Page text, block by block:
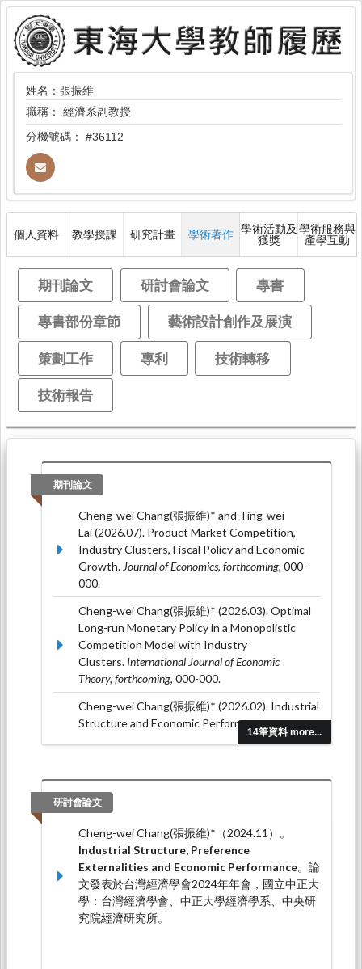
姓名：張振維
職稱： 經濟系副教授
分機號碼： #36112
個人資料 教學授課 研究計畫 學術著作 學術活動及
獲獎
學術服務與
產學互動
期刊論文 研討會論文 專書
專書部份章節 藝術設計創作及展演
策劃工作 專利 技術轉移
技術報告
期刊論文
14筆資料 more...
Cheng-wei Chang(張振維)* and Ting-wei
Lai (2026.07). Product Market Competition,
Industry Clusters, Fiscal Policy and Economic
Growth. Journal of Economics, forthcoming, 000-
000.
Cheng-wei Chang(張振維)* (2026.03). Optimal
Long-run Monetary Policy in a Monopolistic
Competition Model with Industry
Clusters. International Journal of Economic
Theory, forthcoming, 000-000.
Cheng-wei Chang(張振維)* (2026.02). Industrial
Structure and Economic Performance:
Macroeconomic Implications of Consumption
Cheng-wei Chang(張振維)* (2025.01). Industry
(In)stability.Macroeconomic Dynamics, 29 , e32.
Cheng-wei Chang(張振維)* and Ting-wei
Lai (2024.03). Government Spending and
Monopolistic Competition with Heterogeneous
Firm Productivity.
研討會論文
Cheng-wei Chang(張振維)*（2024.11）。
Industrial Structure, Preference
Externalities and Economic Performance。論
文發表於台灣經濟學會2024年年會，國立中正大
學：台灣經濟學會、中正大學經濟學系、中央研
究院經濟研究所。